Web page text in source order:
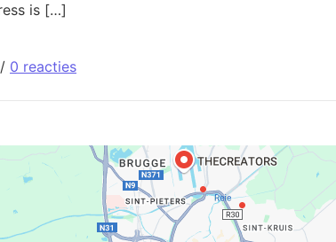
is […]
/ 0 reacties